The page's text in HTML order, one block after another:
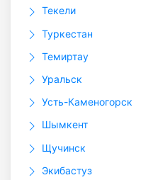
Текели
Туркестан
Темиртау
Уральск
Усть-Каменогорск
Шымкент
Щучинск
Экибастуз